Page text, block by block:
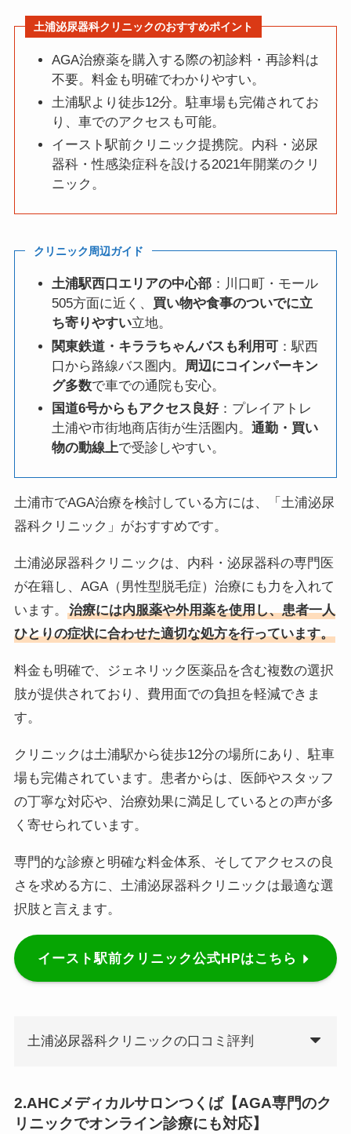
土浦泌尿器科クリニックのおすすめポイント
AGA治療薬を購入する際の初診料・再診料は
不要。料金も明確でわかりやすい。
土浦駅より徒歩12分。駐車場も完備されてお
り、車でのアクセスも可能。
イースト駅前クリニック提携院。内科・泌尿
器科・性感染症科を設ける2021年開業のクリ
ニック。
クリニック周辺ガイド
土浦駅西口エリアの中心部：川口町・モール
505方面に近く、 買い物や食事のついでに立
ち寄りやすい立地。
関東鉄道・キララちゃんバスも利用可：駅西
口から路線バス圏内。
周辺にコインパーキン
グ多数で車での通院も安心。
国道6号からもアクセス良好：プレイアトレ
土浦や市街地商店街が生活圏内。 通勤・買い
物の動線上で受診しやすい。
土浦市でAGA治療を検討している方には、「土浦泌尿
器科クリニック」がおすすめです。
土浦泌尿器科クリニックは、内科・泌尿器科の専門医
が在籍し、AGA（男性型脱毛症）治療にも力を入れて
います。
治療には内服薬や外用薬を使用し、患者一人
ひとりの症状に合わせた適切な処方を行っています。
料金も明確で、ジェネリック医薬品を含む複数の選択
肢が提供されており、費用面での負担を軽減できま
す。
クリニックは土浦駅から徒歩12分の場所にあり、駐車
場も完備されています。患者からは、医師やスタッフ
の丁寧な対応や、治療効果に満足しているとの声が多
く寄せられています。
専門的な診療と明確な料金体系、そしてアクセスの良
さを求める方に、土浦泌尿器科クリニックは最適な選
択肢と言えます。
イースト駅前クリニック公式HPはこちら
土浦泌尿器科クリニックの口コミ評判
2.AHCメディカルサロンつくば【AGA専門のク
リニックでオンライン診療にも対応】